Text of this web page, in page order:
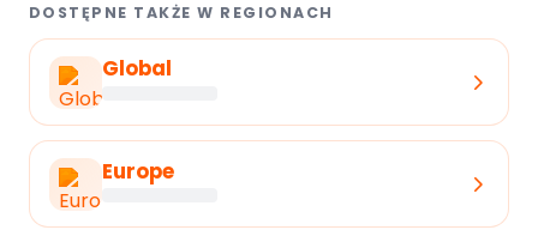
DOSTĘPNE TAKŻE W REGIONACH
Global
Europe